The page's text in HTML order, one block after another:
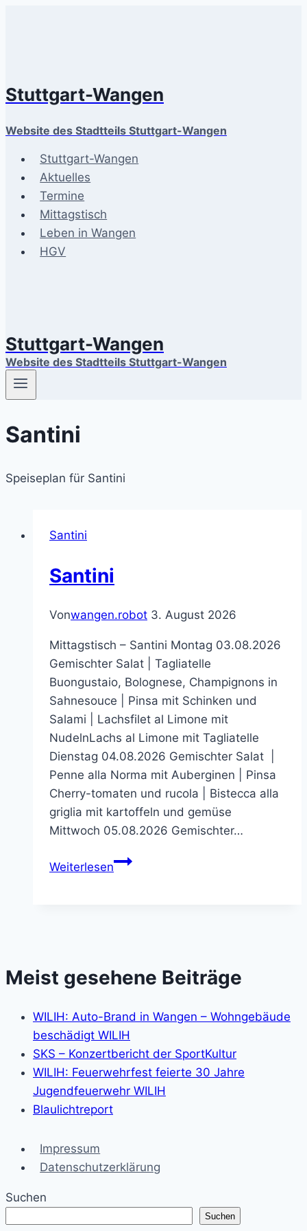
Stuttgart-Wangen
Website des Stadtteils Stuttgart-Wangen
Stuttgart-Wangen
Aktuelles
Termine
Mittagstisch
Leben in Wangen
HGV
Stuttgart-Wangen
Website des Stadtteils Stuttgart-Wangen
Santini
Speiseplan für Santini
Santini
Santini
Vonwangen.robot 3. August 2026
Mittagstisch – Santini Montag 03.08.2026
Gemischter Salat | Tagliatelle
Buongustaio, Bolognese, Champignons in
Sahnesouce | Pinsa mit Schinken und
Salami | Lachsfilet al Limone mit
NudelnLachs al Limone mit Tagliatelle
Dienstag 04.08.2026 Gemischter Salat |
Penne alla Norma mit Auberginen | Pinsa
Cherry-tomaten und rucola | Bistecca alla
griglia mit kartoffeln und gemüse
Mittwoch 05.08.2026 Gemischter…
WeiterlesenSantini
Meist gesehene Beiträge
WILIH: Auto-Brand in Wangen – Wohngebäude
beschädigt WILIH
SKS – Konzertbericht der SportKultur
WILIH: Feuerwehrfest feierte 30 Jahre
Jugendfeuerwehr WILIH
Blaulichtreport
Impressum
Datenschutzerklärung
Suchen
Suchen